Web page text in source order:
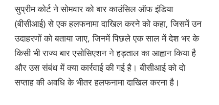
सुप्रीम कोर्ट ने सोमवार को बार काउंसिल ऑफ इंडिया
(बीसीआई) से एक हलफनामा दाखिल करने को कहा, जिसमें उन
उदाहरणों को बताया जाए, जिनमें पिछले एक साल में देश भर के
किसी भी राज्य बार एसोसिएशन ने हड़ताल का आह्वान किया है
और उस संबंध में क्या कार्रवाई की गई है। बीसीआई को दो
सप्ताह की अवधि के भीतर हलफनामा दाखिल करना है।